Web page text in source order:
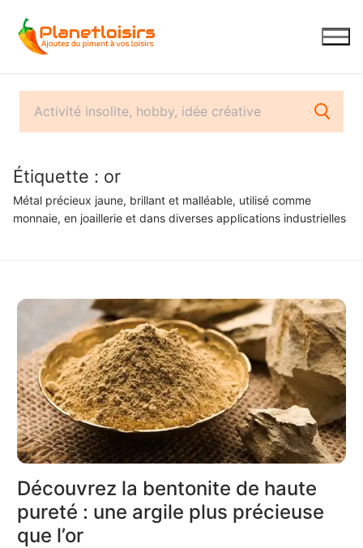
contenu
Étiquette : or
Métal précieux jaune, brillant et malléable, utilisé comme
monnaie, en joaillerie et dans diverses applications industrielles
Découvrez la bentonite de haute
pureté : une argile plus précieuse
que l’or